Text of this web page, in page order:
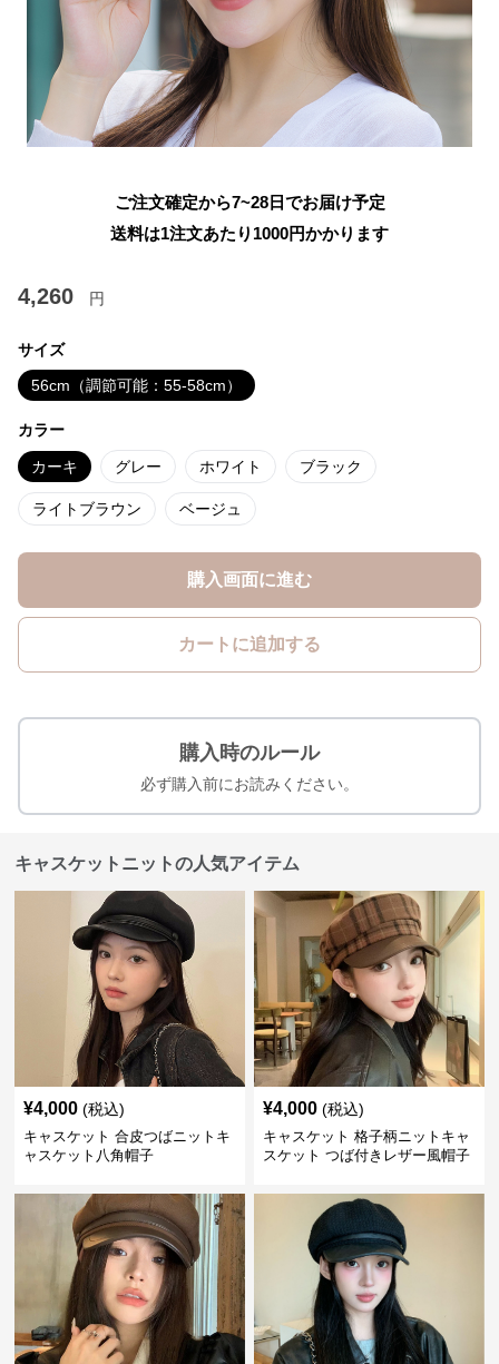
ご注文確定から7~28日でお届け予定
送料は1注文あたり 1000円かかります
4,260 円
サイズ
56cm（調節可能：55-58cm）
カラー
カーキ グレー ホワイト ブラック
ライトブラウン ベージュ
購入画面に進む
カートに追加する
購入時のルール
必ず購入前にお読みください。
キャスケットニットの人気アイテム
¥4,000 (税込)
キャスケット 合皮つばニットキ
ャスケット八角帽子
¥4,000 (税込)
キャスケット 格子柄ニットキャ
スケット つば付きレザー風帽子